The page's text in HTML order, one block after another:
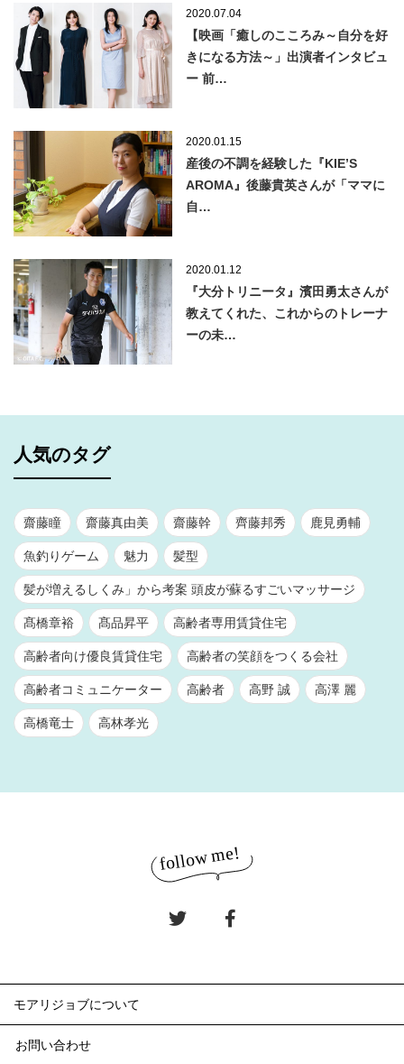
2020.07.04
【映画「癒しのこころみ～自分を好
きになる方法～」出演者インタビュ
ー 前…
2020.01.15
産後の不調を経験した『KIE’S
AROMA』後藤貴英さんが「ママに
自…
2020.01.12
『大分トリニータ』濱田勇太さんが
教えてくれた、これからのトレーナ
ーの未…
人気のタグ
齋藤瞳 齋藤真由美 齋藤幹 齊藤邦秀 鹿見勇輔
魚釣りゲーム 魅力 髪型
髪が増えるしくみ」から考案 頭皮が蘇るすごいマッサージ
髙橋章裕 髙品昇平 高齢者専用賃貸住宅
高齢者向け優良賃貸住宅 高齢者の笑顔をつくる会社
高齢者コミュニケーター 高齢者 高野 誠 高澤 麗
高橋竜士 高林孝光
モアリジョブについて
お問い合わせ